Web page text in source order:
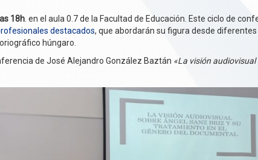
18h. en el aula 0.7 de la Facultad de Educación. Este ciclo de
destacados, que abordarán su figura desde
húngaro.
de José Alejandro González Baztán «La visión